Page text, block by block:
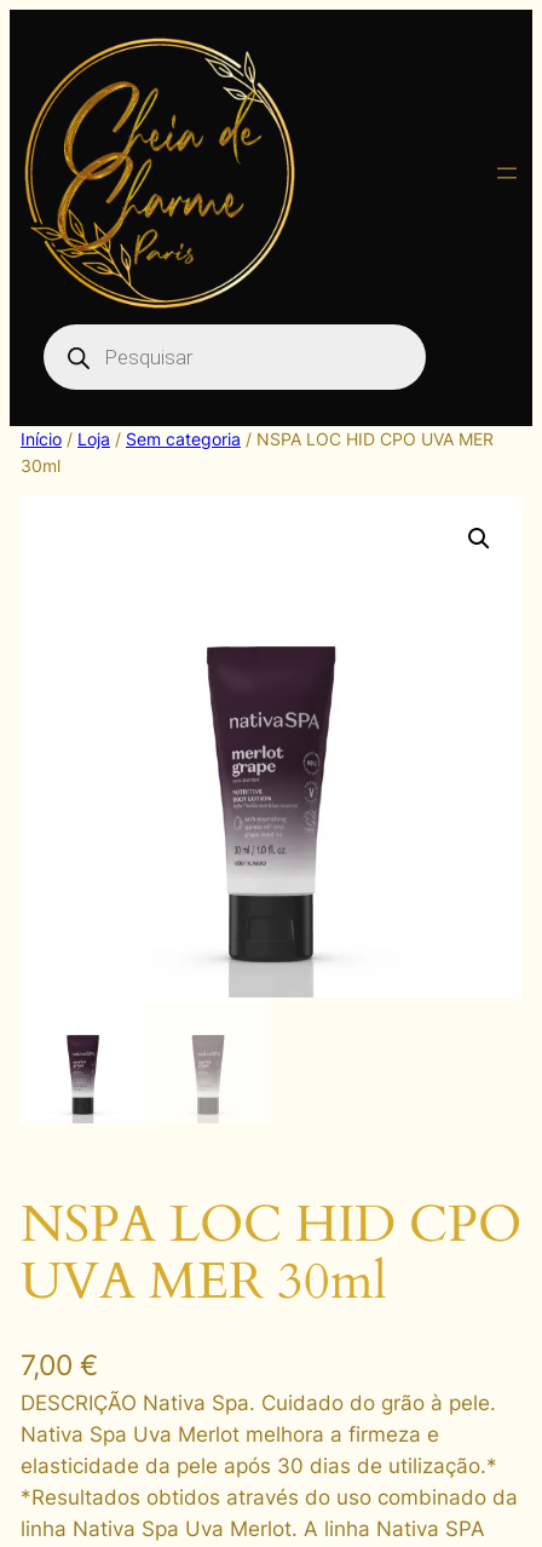
conteúdo
Pesquisar
produtos
Início/ Loja / Sem categoria / NSPA LOC HID CPO UVA MER
30ml
NSPA LOC HID CPO
UVA MER 30ml
7,00 €
DESCRIÇÃO Nativa Spa. Cuidado do grão à pele.
Nativa Spa Uva Merlot melhora a firmeza e
elasticidade da pele após 30 dias de utilização.*
*Resultados obtidos através do uso combinado da
linha Nativa Spa Uva Merlot. A linha Nativa SPA